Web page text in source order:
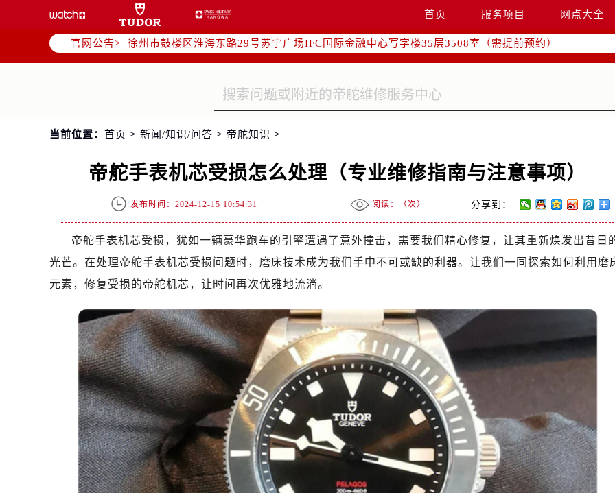
首页 服务项目 网点大全
官网公告>
南京市秦淮区中山南路1号（新街口）南京中心写字楼22层C1-1室（需提前预约）
常州市新北区龙锦路1590号现代传媒中心写字楼5号楼10层1008室（需提前预约）
徐州市鼓楼区淮海东路29号苏宁广场IFC国际金融中心写字楼35层3508室（需提前预约）
扬州市邗江区国展路29号星耀天地写字楼1号楼18层1803室（需提前预约）
泰州市海陵区永定东路399号置地商务中心东塔写字楼（华润万象城）17层1706室（需提前预约）
杭州市上城区钱江路1366号华润大厦写字楼A座5层503-5室（需提前预约）
绍兴市越城区胜利东路379号世茂天际中心写字楼8层805室（需提前预约）
嘉兴市南湖区广益路705号嘉兴世界贸易中心写字楼A座13层1304室（需提前预约）
济南市历下区经十路11111号华润中心写字楼（万象城）15层1508室（需提前预约）
广州市天河区天河路230号万菱汇国际中心写字楼A塔7层704室（需提前预约）
深圳市罗湖区深南东路5001号华润大厦写字楼17层1701室（需提前预约）
惠州市惠城区江北文昌一路7号华贸大厦写字楼1座30层05室（需提前预约）
厦门市思明区湖滨东路95号华润大厦写字楼B座11层1104室（需提前预约）
福州市鼓楼区五四路128-1号恒力城写字楼15层03室（需提前预约）
成都市锦江区人民东路6号SAC东原中心写字楼24层2406B室（需提前预约）
重庆市江北区观音桥步行街2号融恒时代广场写字楼9层902室（需提前预约）
长沙市芙蓉区定王台街道建湘路393号世茂环球金融中心写字楼（芙蓉广场）10层13室（需提前预约）
郑州市二七区铭功路10号华润大厦写字楼29层2905室（需提前预约）
太原市迎泽区解放路15号亨得利名表服务中心（品牌授权店）3层整层（需提前预约）
沈阳市沈河区中街路137号亨得利名表服务中心（品牌授权店）1层整层（需提前预约）
沈阳市沈河区中街路83号亨得利名表服务中心（品牌授权店）1层整层（需提前预约）
当前位置： 首页 > 新闻/知识/问答 > 帝舵知识 >
帝舵手表机芯受损怎么处理（专业维修指南与注意事项）
发布时间：2024-12-15 10:54:31 阅读：（次） 分享到：
帝舵手表机芯受损，犹如一辆豪华跑车的引擎遭遇了意外撞击，需要我们精心修复，让其重新焕发出昔日
光芒。在处理帝舵手表机芯受损问题时，磨床技术成为我们手中不可或缺的利器。让我们一同探索如何利用磨
元素，修复受损的帝舵机芯，让时间再次优雅地流淌。